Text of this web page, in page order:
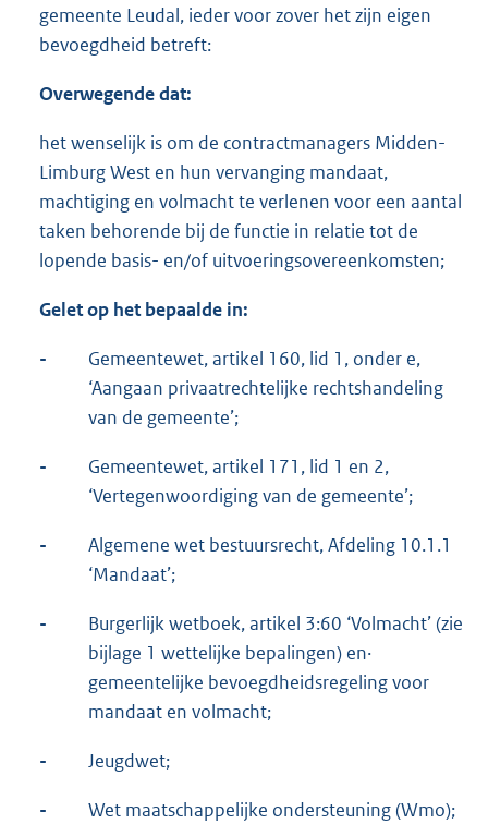
gemeente Leudal, ieder voor zover het zijn eigen
bevoegdheid betreft:
Overwegende dat:
het wenselijk is om de contractmanagers Midden-
Limburg West en hun vervanging mandaat,
machtiging en volmacht te verlenen voor een aantal
taken behorende bij de functie in relatie tot de
lopende basis- en/of uitvoeringsovereenkomsten;
Gelet op het bepaalde in:
-
Gemeentewet, artikel 160, lid 1, onder e,
‘Aangaan privaatrechtelijke rechtshandeling
van de gemeente’;
-
Gemeentewet, artikel 171, lid 1 en 2,
‘Vertegenwoordiging van de gemeente’;
-
Algemene wet bestuursrecht, Afdeling 10.1.1
‘Mandaat’;
-
Burgerlijk wetboek, artikel 3:60 ‘Volmacht’ (zie
bijlage 1 wettelijke bepalingen) en·
gemeentelijke bevoegdheidsregeling voor
mandaat en volmacht;
- Jeugdwet;
- Wet maatschappelijke ondersteuning (Wmo);